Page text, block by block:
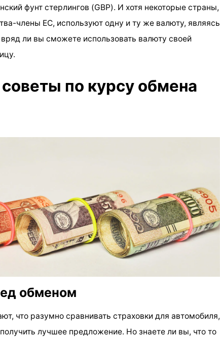
фунт стерлингов (GBP). И хотя некоторые страны,
члены ЕС, используют одну и ту же валюту, являясь
ли вы сможете использовать валюту своей
по курсу обмена
обменом
что разумно сравнивать страховки для автомобиля,
лучшее предложение. Но знаете ли вы, что то